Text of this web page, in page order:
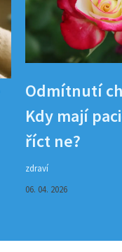
Odmítnutí
Kdy mají
říct ne?
zdraví
06. 04. 2026